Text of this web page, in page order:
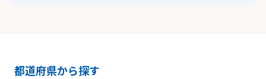
都道府県から探す